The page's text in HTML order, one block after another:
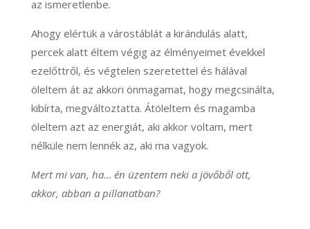
az ismeretlenbe.
Ahogy elértük a várostáblát a kirándulás alatt,
percek alatt éltem végig az élményeimet évekkel
ezelőttről, és végtelen szeretettel és hálával
öleltem át az akkori önmagamat, hogy megcsinálta,
kibírta, megváltoztatta. Átöleltem és magamba
öleltem azt az energiát, aki akkor voltam, mert
nélküle nem lennék az, aki ma vagyok.
Mert mi van, ha… én üzentem neki a jövőből ott,
akkor, abban a pillanatban?